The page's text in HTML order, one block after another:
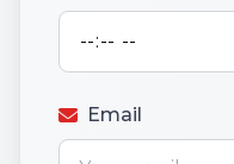
Email